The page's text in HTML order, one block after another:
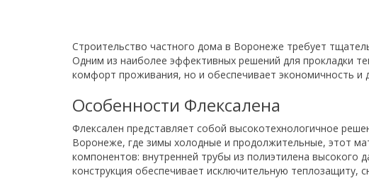
Строительство частного дома в Воронеже требует
Одним из наиболее эффективных решений для прокладки
комфорт проживания, но и обеспечивает экономичность и
Особенности Флексалена
Флексален представляет собой высокотехнологичное
Воронеже, где зимы холодные и продолжительные, этот
компонентов: внутренней трубы из полиэтилена
конструкция обеспечивает исключительную теплозащиту,